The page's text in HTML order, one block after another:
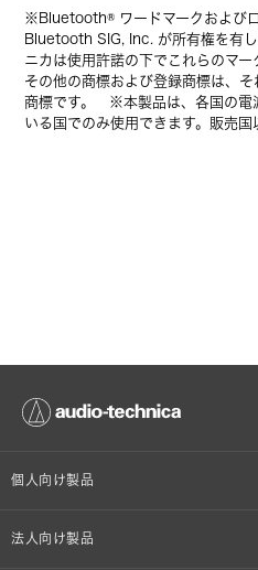
※Bluetooth® ワードマークおよびロ
Bluetooth SIG, Inc. が所有権を有
ニカは使用許諾の下でこれらのマー
その他の商標および登録商標は、
商標です。 ※本製品は、各国の電
いる国でのみ使用できます。販売国
個人向け製品
オンラインストア限定
法人向け製品